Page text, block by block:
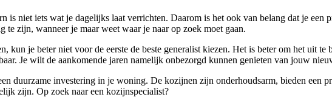
is niet iets wat je dagelijks laat verrichten. Daarom is het ook van belang dat je
zijn, wanneer je maar weet waar je naar op zoek moet gaan.
kun je beter niet voor de eerste de beste generalist kiezen. Het is beter om het uit te
Je wilt de aankomende jaren namelijk onbezorgd kunnen genieten van jouw
duurzame investering in je woning. De kozijnen zijn onderhoudsarm, bieden een
zijn. Op zoek naar een kozijnspecialist?